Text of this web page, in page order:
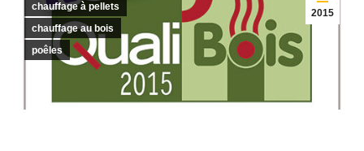
2015
chauffage à pellets
chauffage au bois
poêles